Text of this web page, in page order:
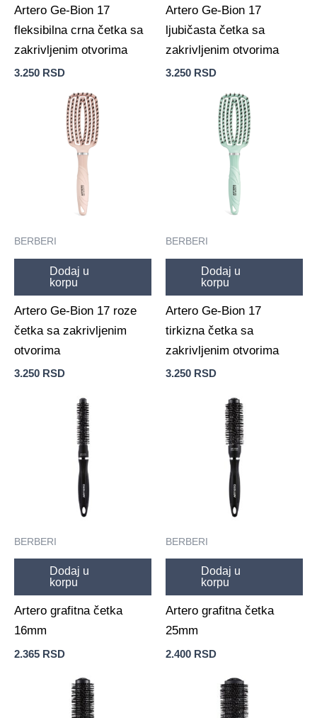
Artero Ge-Bion 17
fleksibilna crna četka sa
zakrivljenim otvorima
3.250 RSD
Artero Ge-Bion 17
ljubičasta četka sa
zakrivljenim otvorima
3.250 RSD
BERBERI
Dodaj u
korpu
Artero Ge-Bion 17 roze
četka sa zakrivljenim
otvorima
3.250 RSD
BERBERI
Dodaj u
korpu
Artero Ge-Bion 17
tirkizna četka sa
zakrivljenim otvorima
3.250 RSD
BERBERI
Dodaj u
korpu
Artero grafitna četka
16mm
2.365 RSD
BERBERI
Dodaj u
korpu
Artero grafitna četka
25mm
2.400 RSD